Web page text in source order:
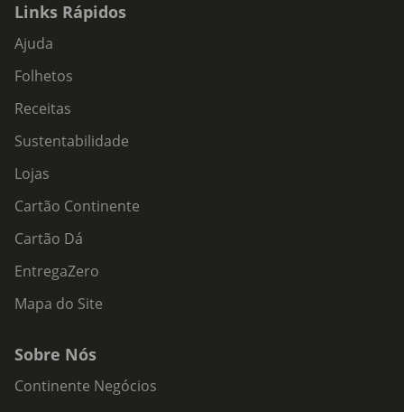
Links Rápidos
Ajuda
Folhetos
Receitas
Sustentabilidade
Lojas
Cartão Continente
Cartão Dá
EntregaZero
Mapa do Site
Sobre Nós
Continente Negócios